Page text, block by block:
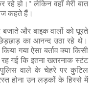
हो।" लेकिन वहाँ मेरी बात
कहते हैं।
बजाते और बाइक वालों को घूरते
का आनन्द उठा रहे थे।
गया ऐसा बर्ताव क्या किसी
गई कि इतना खतरनाक स्टंट
वाले के चेहरे पर कुटिल
होना उन लड़कों के हिस्से में